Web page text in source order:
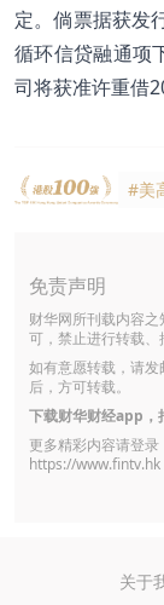
定。倘票据获发
循环信贷融通项
司将获准许重借
#美
免责声明
财华网所刊载内容
可，禁止进行转载、
如有意愿转载，请发
后，方可转载。
下载财华财经app，
更多精彩内容请登录
https://www.fintv.hk
关于